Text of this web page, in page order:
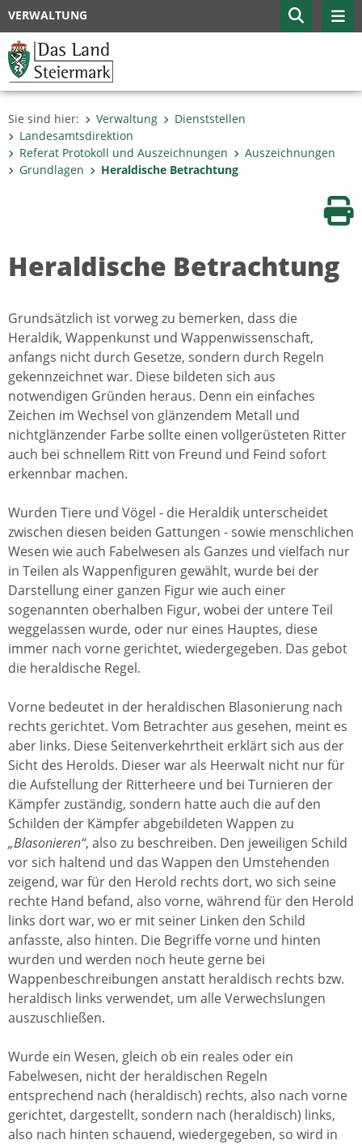
VERWALTUNG
Sie sind hier: Verwaltung
Dienststellen
Landesamtsdirektion
Referat Protokoll und Auszeichnungen
Auszeichnungen
Grundlagen
Heraldische Betrachtung
Heraldische Betrachtung
Grundsätzlich ist vorweg zu bemerken, dass die
Heraldik, Wappenkunst und Wappenwissenschaft,
anfangs nicht durch Gesetze, sondern durch Regeln
gekennzeichnet war. Diese bildeten sich aus
notwendigen Gründen heraus. Denn ein einfaches
Zeichen im Wechsel von glänzendem Metall und
nichtglänzender Farbe sollte einen vollgerüsteten Ritter
auch bei schnellem Ritt von Freund und Feind sofort
erkennbar machen.
Wurden Tiere und Vögel - die Heraldik unterscheidet
zwischen diesen beiden Gattungen - sowie menschlichen
Wesen wie auch Fabelwesen als Ganzes und vielfach nur
in Teilen als Wappenfiguren gewählt, wurde bei der
Darstellung einer ganzen Figur wie auch einer
sogenannten oberhalben Figur, wobei der untere Teil
weggelassen wurde, oder nur eines Hauptes, diese
immer nach vorne gerichtet, wiedergegeben. Das gebot
die heraldische Regel.
Vorne bedeutet in der heraldischen Blasonierung nach
rechts gerichtet. Vom Betrachter aus gesehen, meint es
aber links. Diese Seitenverkehrtheit erklärt sich aus der
Sicht des Herolds. Dieser war als Heerwalt nicht nur für
die Aufstellung der Ritterheere und bei Turnieren der
Kämpfer zuständig, sondern hatte auch die auf den
Schilden der Kämpfer abgebildeten Wappen zu
„Blasonieren“, also zu beschreiben. Den jeweiligen Schild
vor sich haltend und das Wappen den Umstehenden
zeigend, war für den Herold rechts dort, wo sich seine
rechte Hand befand, also vorne, während für den Herold
links dort war, wo er mit seiner Linken den Schild
anfasste, also hinten. Die Begriffe vorne und hinten
wurden und werden noch heute gerne bei
Wappenbeschreibungen anstatt heraldisch rechts bzw.
heraldisch links verwendet, um alle Verwechslungen
auszuschließen.
Wurde ein Wesen, gleich ob ein reales oder ein
Fabelwesen, nicht der heraldischen Regeln
entsprechend nach (heraldisch) rechts, also nach vorne
gerichtet, dargestellt, sondern nach (heraldisch) links,
also nach hinten schauend, wiedergegeben, so wird in